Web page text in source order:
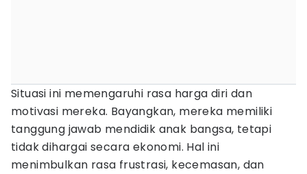
Situasi ini memengaruhi rasa harga diri dan
motivasi mereka. Bayangkan, mereka memiliki
tanggung jawab mendidik anak bangsa, tetapi
tidak dihargai secara ekonomi. Hal ini
menimbulkan rasa frustrasi, kecemasan, dan